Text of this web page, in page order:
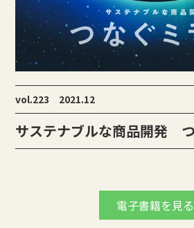
vol.223 2021.12
サステナブルな商品開発
電子書籍を見る